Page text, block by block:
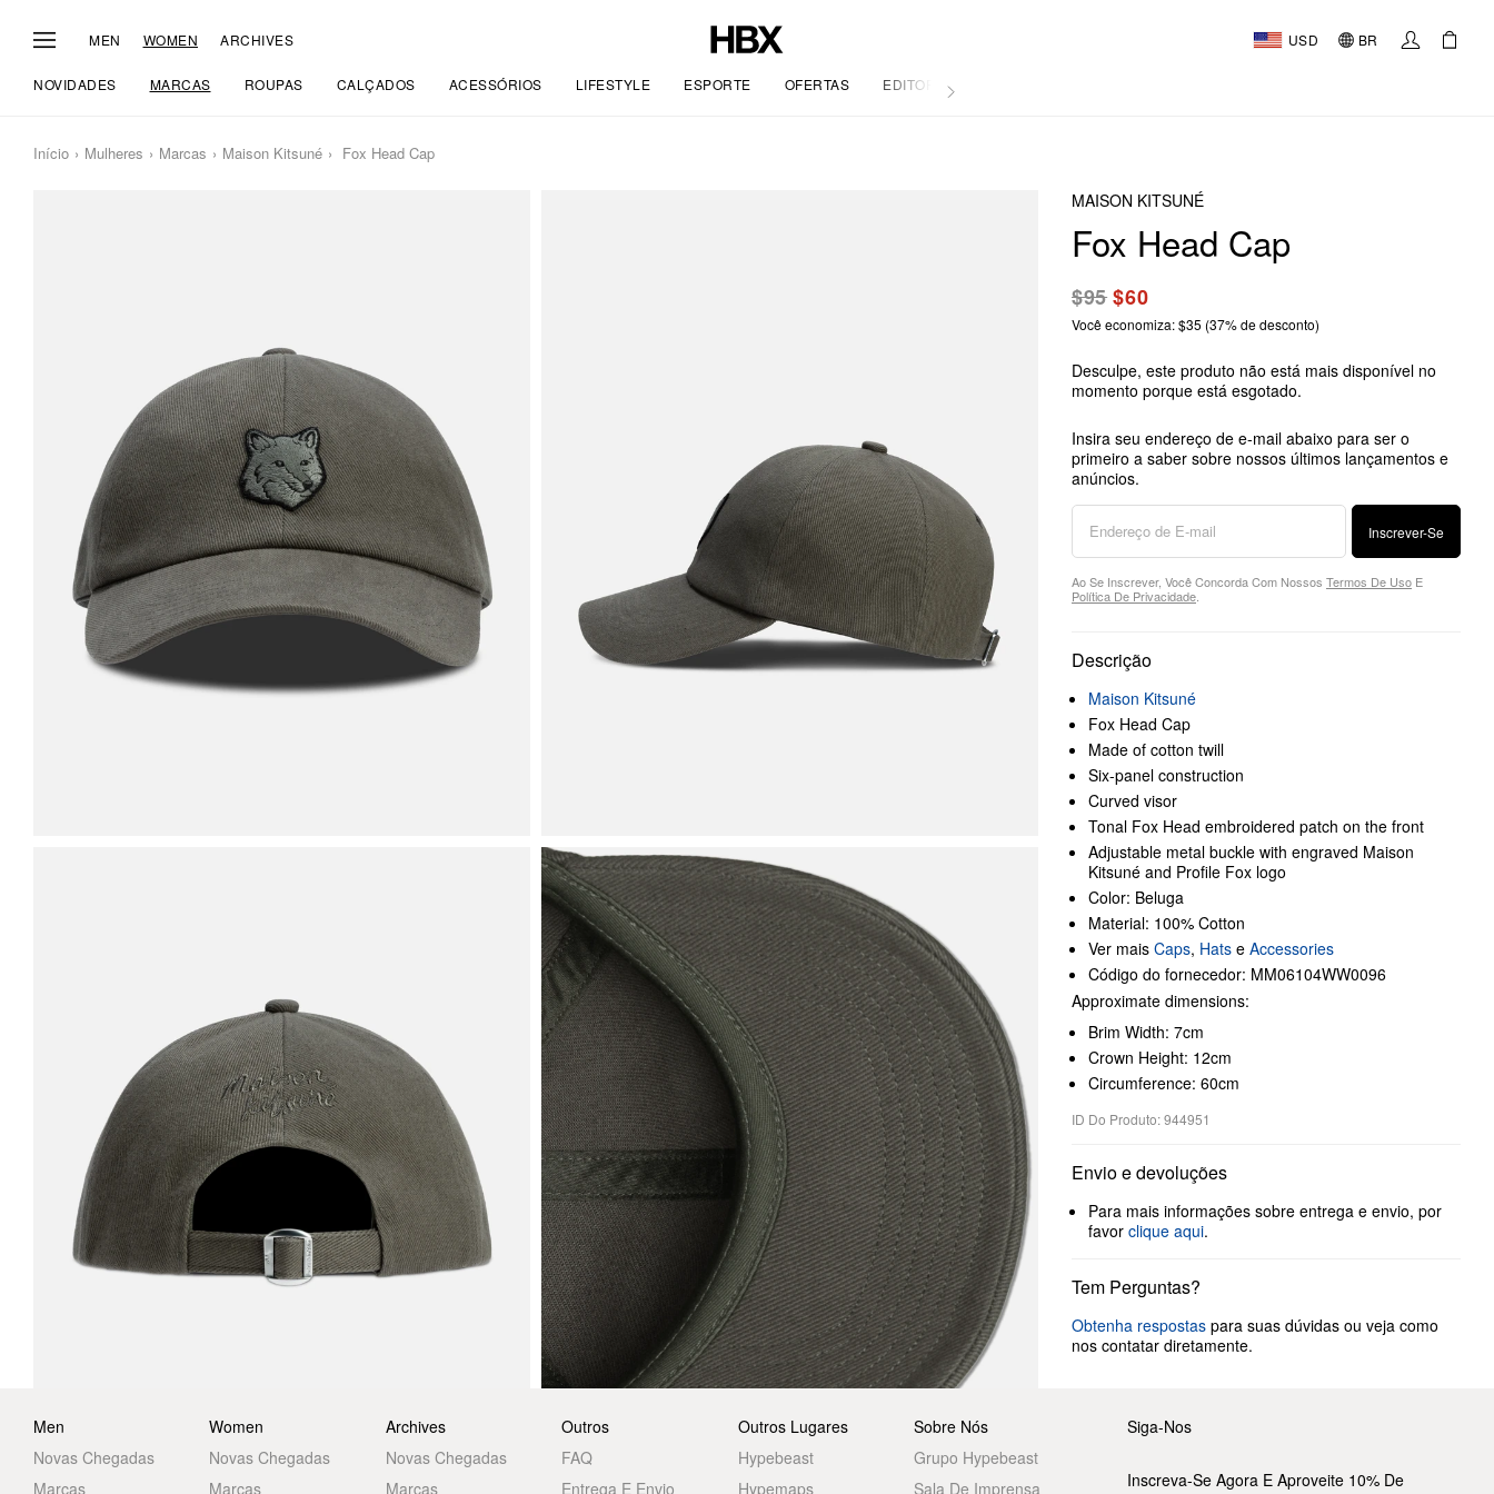
MEN WOMEN ARCHIVES USD BR
NOVIDADES MARCAS ROUPAS CALÇADOS ACESSÓRIOS LIFESTYLE ESPORTE OFERTAS EDITORIAL
Início Mulheres Marcas Maison Kitsuné Fox Head Cap
MAISON KITSUNÉ
Fox Head Cap
$95$60
Você economiza: $35 (37% de desconto)
Desculpe, este produto não está mais disponível no
momento porque está esgotado.
Insira seu endereço de e-mail abaixo para ser o
primeiro a saber sobre nossos últimos lançamentos e
anúncios.
Inscrever-Se
Ao Se Inscrever, Você Concorda Com Nossos Termos De Uso E
Política De Privacidade
Descrição
Maison Kitsuné
Fox Head Cap
Made of cotton twill
Six-panel construction
Curved visor
Tonal Fox Head embroidered patch on the front
Adjustable metal buckle with engraved Maison
Kitsuné and Profile Fox logo
Color: Beluga
Material: 100% Cotton
Ver mais Caps, Hats e Accessories
Código do fornecedor: MM06104WW0096
Approximate dimensions:
Brim Width: 7cm
Crown Height: 12cm
Circumference: 60cm
ID Do Produto: 944951
Envio e devoluções
Para mais informações sobre entrega e envio, por
favor clique aqui.
Tem Perguntas?
Obtenha respostas para suas dúvidas ou veja como
nos contatar diretamente.
Men
Novas Chegadas
Marcas
Women
Novas Chegadas
Marcas
Archives
Novas Chegadas
Marcas
Outros
FAQ
Entrega E Envio
Outros Lugares
Hypebeast
Hypemaps
Sobre Nós
Grupo Hypebeast
Sala De Imprensa
Siga-Nos
Inscreva-Se Agora E Aproveite 10% De